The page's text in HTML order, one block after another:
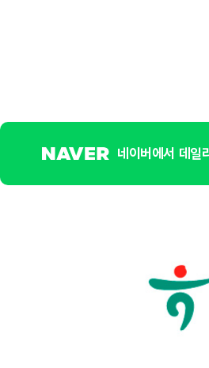
네이버에서 데일